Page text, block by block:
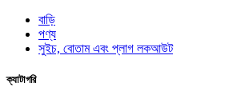
বাড়ি
পণ্য
সুইচ, বোতাম এবং প্লাগ লকআউট
ক্যাটাগরি